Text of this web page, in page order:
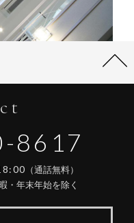
8617
（通話無料）
・年末年始を除く